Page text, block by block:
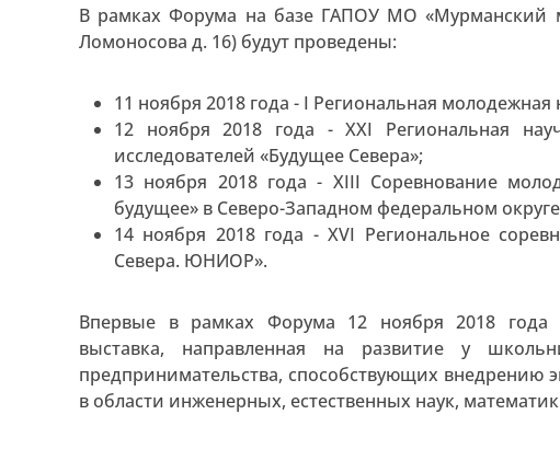
В рамках Форума на базе ГАПОУ МО «Мурманский
Ломоносова д. 16) будут проведены:
11 ноября 2018 года - I Региональная
12 ноября 2018 года - XXI Региональная
исследователей «Будущее Севера»;
13 ноября 2018 года - XIII Соревнование
будущее» в Северо-Западном федеральном
14 ноября 2018 года - XVI Региональное
Севера. ЮНИОР».
Впервые в рамках Форума 12 ноября 2018 года
выставка, направленная на развитие у
предпринимательства, способствующих внедрению
в области инженерных, естественных наук,